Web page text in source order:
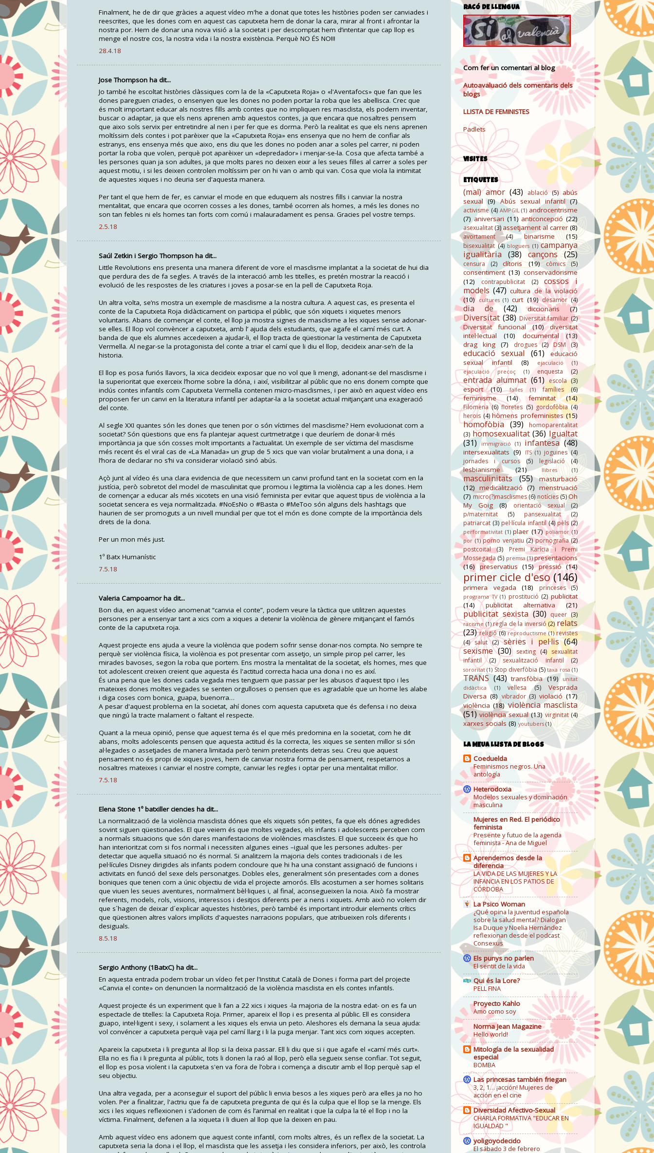
Finalment, he de dir que gràcies a aquest vídeo m'he a donat que totes les històries poden ser canviades i
reescrites, que les dones com en aquest cas caputxeta hem de donar la cara, mirar al front i afrontar la
nostra por. Hem de donar una nova visió a la societat i per descomptat hem d’intentar que cap llop es
menge el nostre cos, la nostra vida i la nostra existència. Perquè NO ÉS NO!!!
28.4.18
Jose Thompson ha dit...
Jo també he escoltat històries clàssiques com la de la «Caputxeta Roja» o «l'Aventafocs» que fan que les
dones pareguen criades, o ensenyen que les dones no poden portar la roba que les abellisca. Crec que
és molt important educar als nostres fills amb contes que no impliquen res masclista, els podem inventar,
buscar o adaptar, ja que els nens aprenen amb aquestos contes, ja que encara que nosaltres pensem
que aixo sols servix per entretindre al nen i per fer que es dorma. Però la realitat es que els nens aprenen
moltíssim dels contes i pot parèixer que la «Caputxeta Roja» ens ensenya que no hem de confiar als
estranys, ens ensenya més que aixo, ens diu que les dones no poden anar a soles pel carrer, ni poden
portar la roba que volen, perquè pot aparèixer un «depredador» i menjar-se-la. Cosa que afecta també a
les persones quan ja son adultes, ja que molts pares no deixen eixir a les seues filles al carrer a soles per
aquest motiu, i si les deixen controlen moltíssim per on hi van o amb qui van. Cosa que viola la intimitat
de aquestes xiques i no deuria ser d'aquesta manera.
Per tant el que hem de fer, es canviar el mode en que eduquem als nostres fills i canviar la nostra
mentalitat, que encara que ocorren cosses a les dones, també ocorren als homes, a més les dones no
son tan febles ni els homes tan forts com comú i malauradament es pensa. Gracies pel vostre temps.
2.5.18
Saúl Zetkin i Sergio Thompson ha dit...
Little Revolutions ens presenta una manera diferent de vore el masclisme implantat a la societat de hui dia
que perdura des de fa segles. A través de la interacció amb les titelles, es pretén mostrar la reacció i
evolució de les respostes de les criatures i joves a posar-se en la pell de Caputxeta Roja.
Un altra volta, se’ns mostra un exemple de masclisme a la nostra cultura. A aquest cas, es presenta el
conte de la Caputxeta Roja didàcticament on participa el públic, que són xiquets i xiquetes menors
voluntaris. Abans de començar el conte, el llop ja mostra signes de masclisme a les xiques sense adonar-
se elles. El llop vol convèncer a caputxeta, amb l’ ajuda dels estudiants, que agafe el camí més curt. A
banda de que els alumnes accedeixen a ajudar-li, el llop tracta de qüestionar la vestimenta de Caputxeta
Vermella. Al negar-se la protagonista del conte a triar el camí que li diu el llop, decideix anar-se’n de la
historia.
El llop es posa furiós llavors, la xica decideix exposar que no vol que li mengi, adonant-se del masclisme i
la superioritat que exerceix l’home sobre la dóna, i així, visibilitzar al públic que no ens donem compte que
inclús contes infantils com Caputxeta Vermella contenen micro-masclismes, i per això en aquest vídeo ens
proposen fer un canvi en la literatura infantil per adaptar-la a la societat actual mitjançant una exageració
del conte.
Al segle XXI quantes són les dones que tenen por o són víctimes del masclisme? Hem evolucionat com a
societat? Són qüestions que ens fa plantejar aquest curtmetratge i que deuríem de donar-li més
importància ja que són cosses molt importants a l’actualitat. Un exemple de ser víctima del masclisme
més recent és el viral cas de «La Manada» un grup de 5 xics que van violar brutalment a una dona, i a
l’hora de declarar no s’hi va considerar violació sinó abús.
Açò junt al vídeo és una clara evidencia de que necessitem un canvi profund tant en la societat com en la
justícia, però sobretot del model de masculinitat que promou i legitima la violència cap a les dones. Hem
de començar a educar als més xicotets en una visió feminista per evitar que aquest tipus de violència a la
societat sencera es veja normalitzada. #NoEsNo o #Basta o #MeToo són alguns dels hashtags que
haurien de ser promoguts a un nivell mundial per que tot el món es done compte de la importància dels
drets de la dona.
Per un mon més just.
1º Batx Humanístic
7.5.18
Valeria Campoamor ha dit...
Bon dia, en aquest vídeo anomenat “canvia el conte”, podem veure la tàctica que utilitzen aquestes
persones per a ensenyar tant a xics com a xiques a detenir la violència de gènere mitjançant el famós
conte de la caputxeta roja.
Aquest projecte ens ajuda a veure la violència que podem sofrir sense donar-nos compta. No sempre te
perquè ser violència física, la violència es pot presentar com assetjo, un simple pirop pel carrer, les
mirades bavoses, segon la roba que portem. Ens mostra la mentalitat de la societat, els homes, mes que
tot adolescent creixen creient que aquesta és l'actitud correcta hacia una dona i no es així.
És una pena que les dones cada vegada mes tenguem que passar per les abusos d'aquest tipo i les
mateixes dones moltes vegades se senten orgulloses o pensen que es agradable que un home les alabe
i diga coses com bonica, guapa, buenorra…
A pesar d'aquest problema en la societat, ahí dones com aquesta caputxeta que és defensa i no deixa
que ningú la tracte malament o faltant el respecte.
Quant a la meua opinió, pense que aquest tema és el que més predomina en la societat, com he dit
abans, molts adolescents pensen que aquesta actitud és la correcta, les xiques se senten millor si són
al·legades o assetjades de manera limitada però tenim pretendents detras seu. Creu que aquest
pensament no és propi de xiques joves, hem de canviar nostra forma de pensament, respetarnos a
nosaltres mateixes i canviar el nostre compte, canviar les regles i optar per una mentalitat millor.
7.5.18
Elena Stone 1º batxiller ciencies ha dit...
La normalització de la violència masclista dónes que els xiquets són petites, fa que els dónes agredides
sovint siguen qüestionades. El que veiem és que moltes vegades, els infants i adolescents perceben com
a normals situacions que són clares manifestacions de violències masclistes. El que succeeix és que ho
han interioritzat com si fos normal i necessiten algunes eines –igual que les persones adultes- per
detectar que aquella situació no és normal. Si analitzem la majoria dels contes tradicionals i de les
pel·lícules Disney dirigides als infants podem concloure que hi ha una constant assignació de funcions i
activitats en funció del sexe dels personatges. Dobles eles, generalment són presentades com a dones
boniques que tenen com a únic objectiu de vida el projecte amorós. Ells acostumen a ser homes solitaris
que viuen les seues aventures, normalment bèl·liques i, al final, aconsegueixen la noia. Això fa mostrar
referents, models, rols, visions, interessos i desitjos diferents per a nens i xiquets. Amb això no volem dir
que s´hagen de deixar d´explicar aquestes històries, però també és important introduir elements crítics
que qüestionen altres valors implícits d'aquestes narracions populars, que atribueixen rols diferents i
desiguals.
8.5.18
Sergio Anthony (1BatxC) ha dit...
En aquesta entrada podem trobar un vídeo fet per l'Institut Català de Dones i forma part del projecte
«Canvia el conte» on denuncien la normalització de la violència masclista en els contes infantils.
Aquest projecte és un experiment que li fan a 22 xics i xiques -la majoria de la nostra edat- on es fa un
espectacle de titelles: la Caputxeta Roja. Primer, apareix el llop i es presenta al públic. Ell es considera
guapo, intel·ligent i sexy, i solament a les xiques els envia un peto. Aleshores els demana la seua ajuda:
vol convéncer a caputxeta perquè vaja pel camí llarg i li la puga menjar. Tant xics com xiques accepten.
Apareix la caputxeta i li pregunta al llop si la deixa passar. Ell li diu que si i que agafe el «camí més curt».
Ella no es fia i li pregunta al públic, tots li donen la raó al llop, però ella segueix sense confiar. Tot seguit,
el llop es posa violent i la caputxeta s'en va fora de l’obra i comença a discutir amb el llop perquè sap el
seu objectiu.
Una altra vegada, per a aconseguir el suport del públic li envia besos a les xiques però ara elles ja no ho
volen. Per a finalitzar, l'actriu que fa de caputxeta pregunta de qui és la culpa que el llop se la menge. Els
xics i les xiques reflexionen i s’adonen de com és l’animal en realitat i que la culpa la té el llop i no la
víctima. Finalment, defenen a la xiqueta i li diuen al llop que la deixen en pau.
Amb aquest vídeo ens adonem que aquest conte infantil, com molts altres, és un reflex de la societat. La
caputxeta seria la dona i el llop, el masclista que les assetja i les considera inferiors, per això, les controla
RACÓ DE LLENGUA
Com fer un comentari al blog
Autoavaluació dels comentaris dels
blogs
LLISTA DE FEMINISTES
Padlets
VISITES
ETIQUETES
(mal) amor (43) ablació (5) abús
sexual (9) Abús sexual infantil (7)
activisme (4) AMPGIL (1) androcentrisme
(7) aniversari (11) anticoncepció (22)
asexualitat (3)assetjament al carrer (8)
avortament (4) binarisme (15)
bisexualitat (4) bloguers (1) campanya
igualitària
(38) cançons (25)
censura (2) clítoris (19) còmics (5)
consentiment (13) conservadorisme
(12)
contrapublicitat (2)
cossos i
models (47) cultura de la violació
(10) cultures (1) curt (19) desamor (4)
dia de (42) diccionaris (7)
Diversitat (38) Diversitat familiar (2)
Diversitat funcional (10)
diversitat
intel·lectual
(10) documental
(13)
drag king
(7) drogues (2) DSM (3)
educació sexual (61)
educació
sexual infantil
(8) ejaculació
(1)
ejaculació precoç
(1) enquesta (2)
entrada alumnat (61) escola (3)
esport (10) falles (1) famílies (6)
feminisme (14) feminitat (14)
Filomena (6) floretes (5) gordofòbia (4)
herois (4) hòmens profeministes (15)
homofòbia (39)
homoparentalitat
(3) homosexualitat (36) Igualtat
(31)
immigració (1) infantesa (48)
intersexualitats (9) ITS (1) joguines (4)
jornades i cursos
(5) legislació (4)
lesbianisme (21) llibres (1)
masculinitats (55)
masturbació
(12) medicalització (7) menstruació
(7) micro(?)masclismes (6) notícies(5)Oh
My Goig
(8) orientació sexual
(2)
p/maternitat
(5) pansexualitat
(2)
patriarcat (3) pel·lícula infantil (4) pèls (2)
performativitat (1) plaer (17) poliamor (1)
por (1) porno venjatiu (2) pornografia (2)
postcoital
(3)
Premi Karícia i Premi
Mossegada (5) premsa (1) presentacions
(16) preservatius (15) pressió (14)
primer cicle d'eso (146)
primera vegada (18) princeses (5)
programa TV (1) prostitució (2) publicitat
(14)
publicitat alternativa (21)
publicitat sexista (30) queer (3)
racisme (1) regla de la inversió (2) relats
(23) religió (6) reproductisme (1) revistes
(4) salut (2) sèries i pel·lis (64)
sexisme (30) sexting (4) sexualitat
infantil
(2) sexualització infantil (2)
sororitat (1) Stop diverfòbia (5) taxa rosa (1)
TRANS (43) transfòbia (19)
unitat
didàctica
(1) vellesa (5)
Vesprada
Diversa (8) vibrador (3) violació (17)
violència (18) violència masclista
(51) violència sexual (13) virginitat (4)
xarxes socials (8) youtubers (1)
LA MEUA LLISTA DE BLOGS
Coeduelda
Feminismos negros. Una
antología
Heterodoxia
Modelos sexuales y dominación
masculina
Mujeres en Red. El periódico
feminista
Presente y futuo de la agenda
feminista - Ana de Miguel
Aprendemos desde la
diferencia
LA VIDA DE LAS MUJERES Y LA
INFANCIA EN LOS PATIOS DE
CÓRDOBA
La Psico Woman
¿Qué opina la juventud española
sobre la salud mental? Dialogan
Isa Duque y Noelia Hernández
reflexionan desde el podcast
Consexus
Els punys no parlen
El sentit de la vida
Qui és la Lore?
PELL FINA
Proyecto Kahlo
Amo como soy
Norma Jean Magazine
Hello world!
Mitología de la sexualidad
especial
BOMBA
Las princesas también friegan
3, 2, 1… ¡acción! Mujeres de
acción en el cine
Diversidad Afectivo-Sexual
CHARLA FORMATIVA "EDUCAR EN
IGUALDAD "
yoligoyodecido
El sábado 3 de febrero